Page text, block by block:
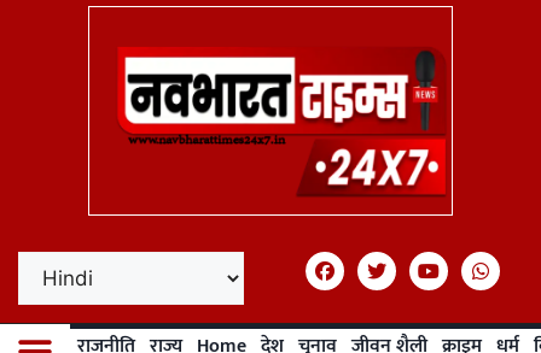
राजनीति राज्य Home देश चुनाव जीवन शैली क्राइम धर्म